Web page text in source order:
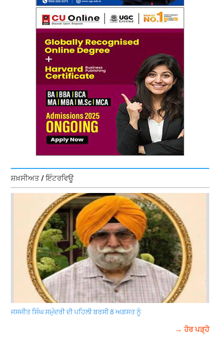
ਸ਼ਖ਼ਸੀਅਤ / ਇੰਟਰਵਿਊ
ਜਸਜੀਤ ਸਿੰਘ ਸਮੁੰਦਰੀ ਦੀ ਪਹਿਲੀ ਬਰਸੀ 8 ਅਗਸਤ ਨੂੰ
→ ਹੋਰ ਪੜ੍ਹੋ